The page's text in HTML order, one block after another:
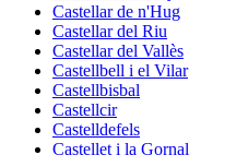
Castellar de n'Hug
Castellar del Riu
Castellar del Vallès
Castellbell i el Vilar
Castellbisbal
Castellcir
Castelldefels
Castellet i la Gornal